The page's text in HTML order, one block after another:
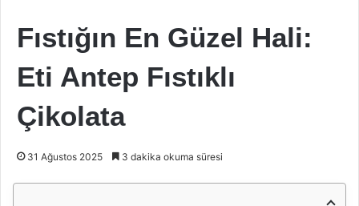
Fıstığın En Güzel Hali:
Eti Antep Fıstıklı
Çikolata
31 Ağustos 2025 3 dakika okuma süresi